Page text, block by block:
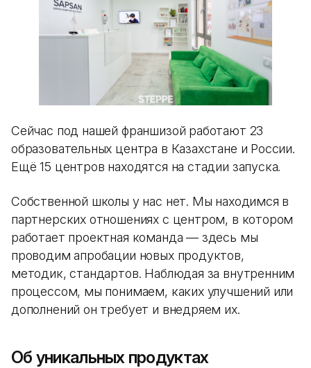
Сейчас под нашей франшизой работают 23
образовательных центра в Казахстане и России.
Ещё 15 центров находятся на стадии запуска.
Собственной школы у нас нет. Мы находимся в
партнерских отношениях с центром, в котором
работает проектная команда — здесь мы
проводим апробации новых продуктов,
методик, стандартов. Наблюдая за внутренним
процессом, мы понимаем, каких улучшений или
дополнений он требует и внедряем их.
Об уникальных продуктах